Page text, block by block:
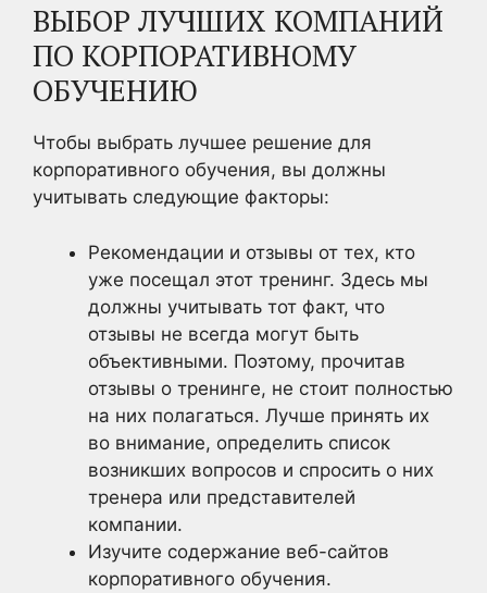
ВЫБОР ЛУЧШИХ КОМПАНИЙ
ПО КОРПОРАТИВНОМУ
ОБУЧЕНИЮ
Чтобы выбрать лучшее решение для
корпоративного обучения, вы должны
учитывать следующие факторы:
Рекомендации и отзывы от тех, кто
уже посещал этот тренинг. Здесь мы
должны учитывать тот факт, что
отзывы не всегда могут быть
объективными. Поэтому, прочитав
отзывы о тренинге, не стоит полностью
на них полагаться. Лучше принять их
во внимание, определить список
возникших вопросов и спросить о них
тренера или представителей
компании.
Изучите содержание веб-сайтов
корпоративного обучения.